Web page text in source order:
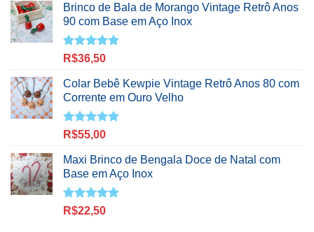
Brinco de Bala de Morango Vintage Retrô Anos
90 com Base em Aço Inox
Avaliação
R$36,50
Colar Bebê Kewpie Vintage Retrô Anos 80 com
Corrente em Ouro Velho
Avaliação
R$55,00
Maxi Brinco de Bengala Doce de Natal com
Base em Aço Inox
Avaliação
R$22,50